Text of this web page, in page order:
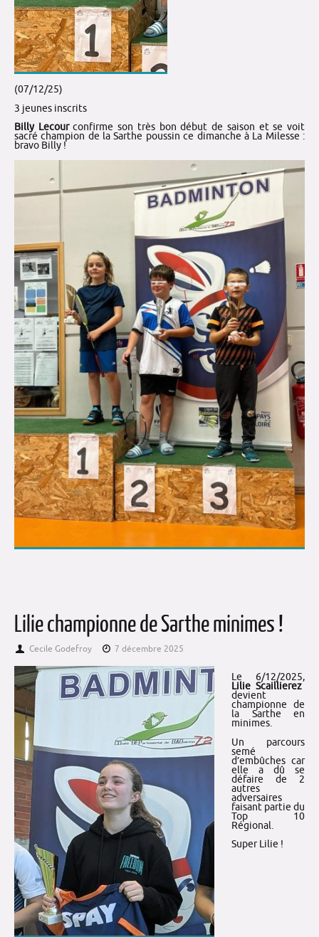
(07/12/25)
3 jeunes inscrits
Billy Lecourconfirme son très bon début de saison et se voit
sacré champion de la Sarthe poussin ce dimanche à La Milesse :
bravo Billy !
Lilie championne de Sarthe minimes !
Cecile Godefroy 7 décembre 2025
Le 6/12/2025,
Lilie Scaillierez
devient
championne de
la Sarthe en
minimes.
Un parcours
semé
d’embûches car
elle a dû se
défaire de 2
autres
adversaires
faisant partie du
Top 10
Régional.
Super Lilie !